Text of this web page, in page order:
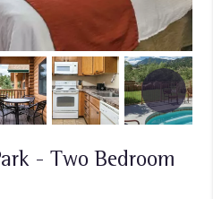
- Two Bedroom